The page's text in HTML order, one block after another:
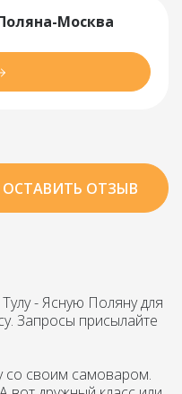
Москва
ОСТАВИТЬ ОТЗЫВ
- Ясную Поляну для
Запросы присылайте
со своим самоваром.